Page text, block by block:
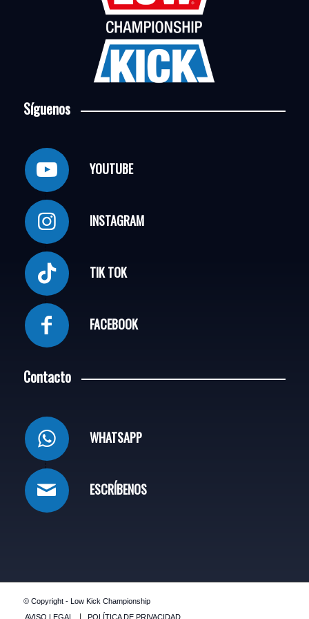
Síguenos
YOUTUBE
INSTAGRAM
TIK TOK
FACEBOOK
Contacto
WHATSAPP
ESCRÍBENOS
© Copyright - Low Kick Championship
AVISO LEGAL
POLÍTICA DE PRIVACIDAD